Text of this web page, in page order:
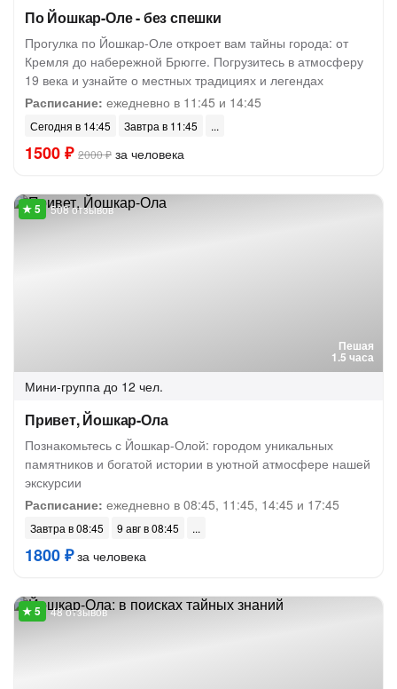
По Йошкар-Оле - без спешки
Прогулка по Йошкар-Оле откроет вам тайны города: от
Кремля до набережной Брюгге. Погрузитесь в атмосферу
19 века и узнайте о местных традициях и легендах
Расписание: ежедневно в 11:45 и 14:45
Сегодня в 14:45 Завтра в 11:45
1500 ₽ 2000 ₽ за человека
Пешая
1.5 часа
508 отзывов
Мини-группа до 12 чел.
Привет, Йошкар-Ола
Познакомьтесь с Йошкар-Олой: городом уникальных
памятников и богатой истории в уютной атмосфере нашей
экскурсии
Расписание: ежедневно в 08:45, 11:45, 14:45 и 17:45
Завтра в 08:45 9 авг в 08:45
1800 ₽за человека
48 отзывов